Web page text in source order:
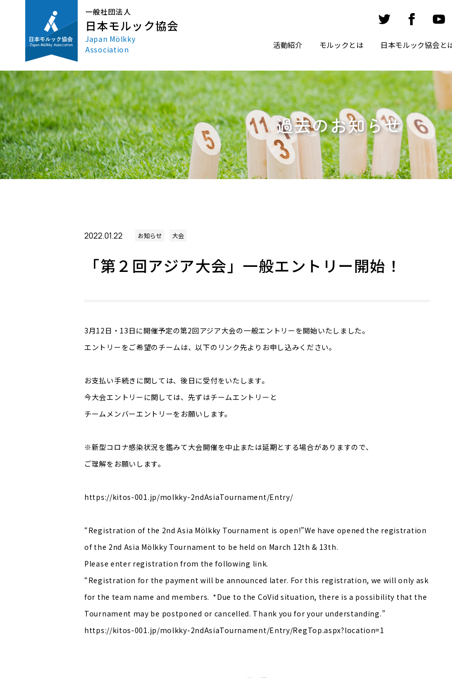
一般社団法人
日本モルック協会
Japan Mölkky
Association
活動紹介 モルックとは 日本モルック協会と
過去のお知らせ
2022.01.22 お知らせ 大会
「第２回アジア大会」一般エントリー開始！
3月12日・13日に開催予定の第2回アジア大会の一般エントリーを開始いたしました。
エントリーをご希望のチームは、以下のリンク先よりお申し込みください。
お支払い手続きに関しては、後日に受付をいたします。
今大会エントリーに関しては、先ずはチームエントリーと
チームメンバーエントリーをお願いします。
※新型コロナ感染状況を鑑みて大会開催を中止または延期とする場合がありますので、
ご理解をお願いします。
https://kitos-001.jp/molkky-2ndAsiaTournament/Entry/
“Registration of the 2nd Asia Mölkky Tournament is open!”We have opened the registration
of the 2nd Asia Mölkky Tournament to be held on March 12th & 13th.
Please enter registration from the following link.
“Registration for the payment will be announced later. For this registration, we will only ask
for the team name and members. *Due to the CoVid situation, there is a possibility that the
Tournament may be postponed or cancelled. Thank you for your understanding.”
https://kitos-001.jp/molkky-2ndAsiaTournament/Entry/RegTop.aspx?location=1